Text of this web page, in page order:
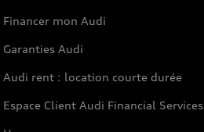
Financer mon Audi
Garanties Audi
Audi rent : location courte durée
Espace Client Audi Financial Services